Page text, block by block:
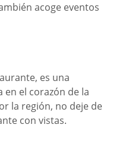
acoge eventos
es una
el corazón de la
la región, no deje de
con vistas.